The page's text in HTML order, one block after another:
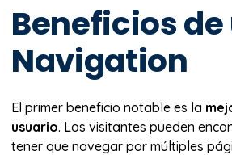
Beneficios
Navigation
El primer beneficio notable es la
usuario. Los visitantes pueden
tener que navegar por múltiples